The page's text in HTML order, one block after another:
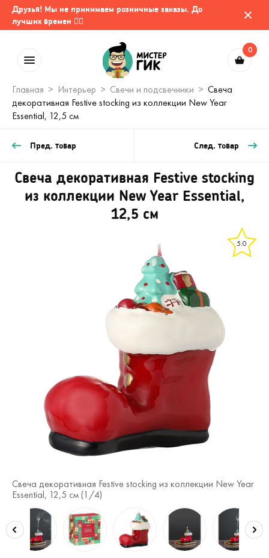
Друзья! Мы не принимаем розничные заказы. До
лучших времен 🤷‍♂️
0
Главная Интерьер Свечи и подсвечники
Свеча
декоративная Festive stocking из коллекции New Year
Essential, 12,5 см
Пред. товар След. товар
Свеча декоративная Festive stocking
из коллекции New Year Essential,
12,5 см
5.0
Свеча декоративная Festive stocking из коллекции New Year
Essential, 12,5 см (1 /4)